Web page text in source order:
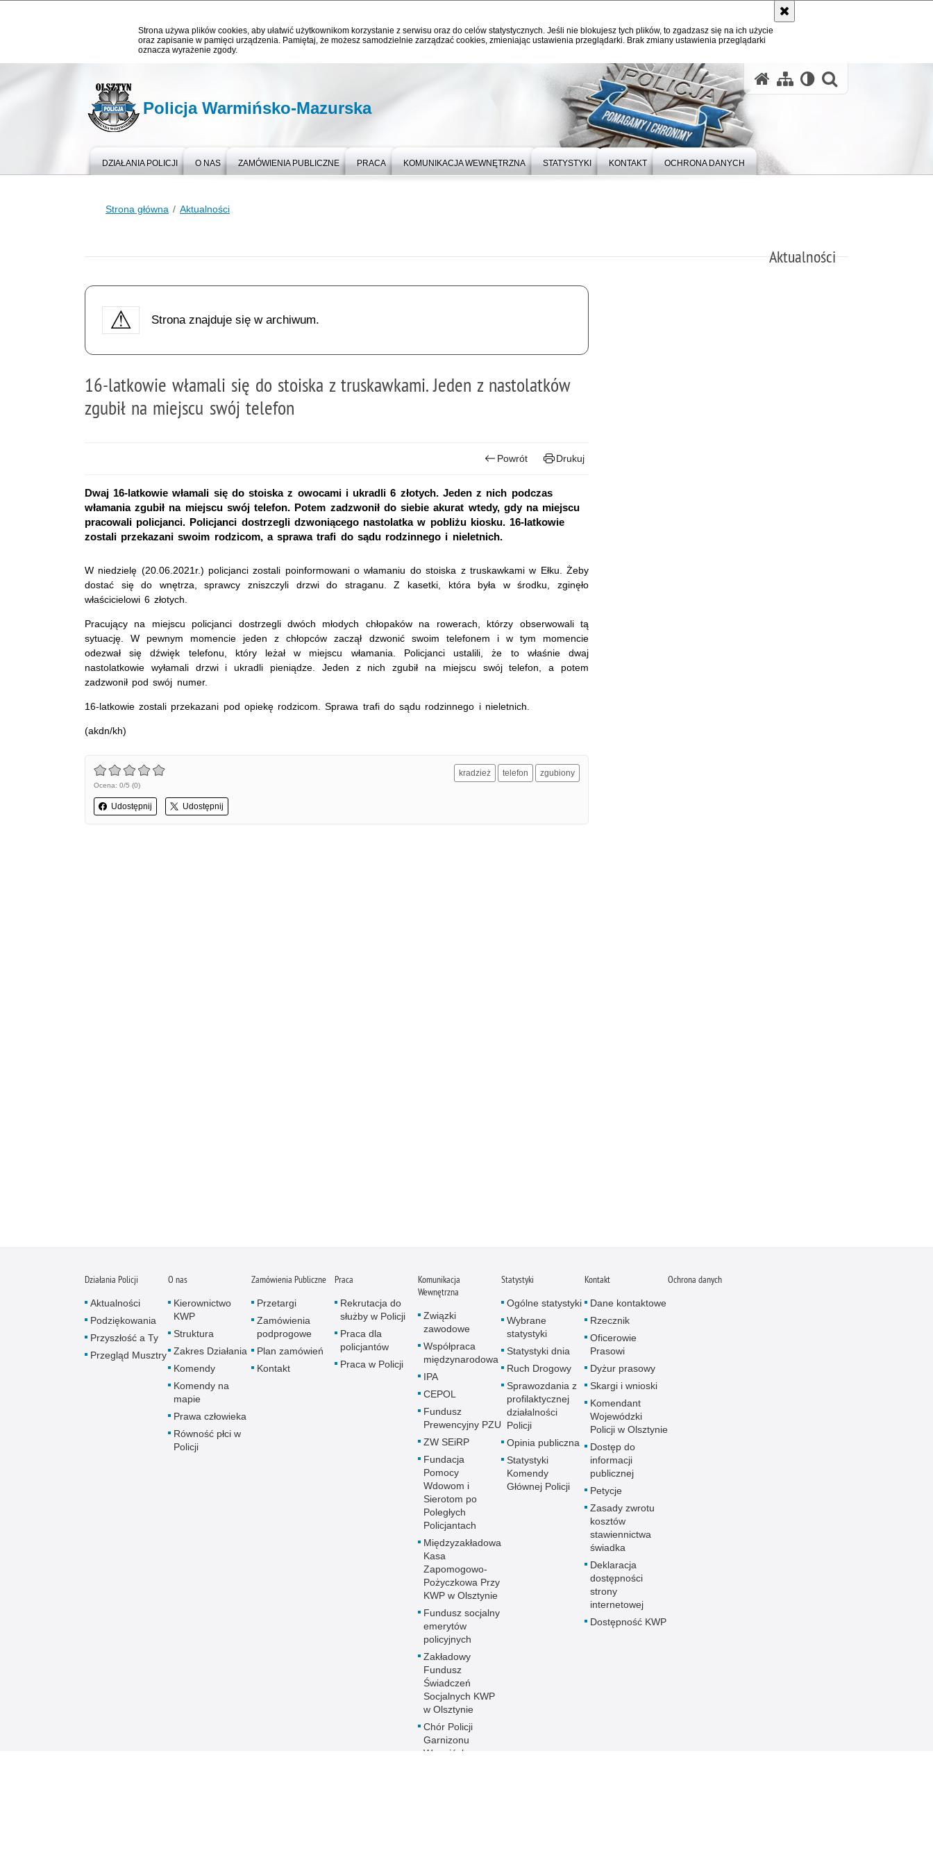
Strona używa plików cookies, aby ułatwić użytkownikom korzystanie z serwisu oraz do celów statystycznych. Jeśli nie blokujesz tych plików, to zgadzasz się na ich użycie
oraz zapisanie w pamięci urządzenia. Pamiętaj, że możesz samodzielnie zarządzać cookies, zmieniając ustawienia przeglądarki. Brak zmiany ustawienia przeglądarki
oznacza wyrażenie zgody.
Policja Warmińsko-Mazurska
DZIAŁANIA POLICJI O NAS ZAMÓWIENIA PUBLICZNE PRACA KOMUNIKACJA WEWNĘTRZNA STATYSTYKI KONTAKT OCHRONA DANYCH
Strona główna Aktualności
Aktualności
Strona znajduje się w archiwum.
16-latkowie włamali się do stoiska z truskawkami. Jeden z nastolatków
zgubił na miejscu swój telefon
Powrót Drukuj
Dwaj 16-latkowie włamali się do stoiska z owocami i ukradli 6 złotych. Jeden z nich podczas
włamania zgubił na miejscu swój telefon. Potem zadzwonił do siebie akurat wtedy, gdy na miejscu
pracowali policjanci. Policjanci dostrzegli dzwoniącego nastolatka w pobliżu kiosku. 16-latkowie
zostali przekazani swoim rodzicom, a sprawa trafi do sądu rodzinnego i nieletnich.
W niedzielę (20.06.2021r.) policjanci zostali poinformowani o włamaniu do stoiska z truskawkami w Ełku. Żeby
dostać się do wnętrza, sprawcy zniszczyli drzwi do straganu. Z kasetki, która była w środku, zginęło
właścicielowi 6 złotych.
Pracujący na miejscu policjanci dostrzegli dwóch młodych chłopaków na rowerach, którzy obserwowali tą
sytuację. W pewnym momencie jeden z chłopców zaczął dzwonić swoim telefonem i w tym momencie
odezwał się dźwięk telefonu, który leżał w miejscu włamania. Policjanci ustalili, że to właśnie dwaj
nastolatkowie wyłamali drzwi i ukradli pieniądze. Jeden z nich zgubił na miejscu swój telefon, a potem
zadzwonił pod swój numer.
16-latkowie zostali przekazani pod opiekę rodzicom. Sprawa trafi do sądu rodzinnego i nieletnich.
(akdn/kh)
Ocena: 0/5 (0)
Udostępnij Udostępnij
kradzież telefon zgubiony
Działania Policji
Aktualności
Podziękowania
Przyszłość a Ty
Przegląd Musztry
O nas
Kierownictwo
KWP
Struktura
Zakres Działania
Komendy
Komendy na
mapie
Prawa człowieka
Równość płci w
Policji
Zamówienia Publiczne
Przetargi
Zamówienia
podprogowe
Plan zamówień
Kontakt
Praca
Rekrutacja do
służby w Policji
Praca dla
policjantów
Praca w Policji
Komunikacja
Wewnętrzna
Związki
zawodowe
Współpraca
międzynarodowa
IPA
CEPOL
Fundusz
Prewencyjny PZU
ZW SEiRP
Fundacja
Pomocy
Wdowom i
Sierotom po
Poległych
Policjantach
Międzyzakładowa
Kasa
Zapomogowo-
Pożyczkowa Przy
KWP w Olsztynie
Fundusz socjalny
emerytów
policyjnych
Zakładowy
Fundusz
Świadczeń
Socjalnych KWP
w Olsztynie
Chór Policji
Garnizonu
Warmińsko-
Statystyki
Ogólne statystyki
Wybrane
statystyki
Statystyki dnia
Ruch Drogowy
Sprawozdania z
profilaktycznej
działalności
Policji
Opinia publiczna
Statystyki
Komendy
Głównej Policji
Kontakt
Dane kontaktowe
Rzecznik
Oficerowie
Prasowi
Dyżur prasowy
Skargi i wnioski
Komendant
Wojewódzki
Policji w Olsztynie
Dostęp do
informacji
publicznej
Petycje
Zasady zwrotu
kosztów
stawiennictwa
świadka
Deklaracja
dostępności
strony
internetowej
Dostępność KWP
Ochrona danych